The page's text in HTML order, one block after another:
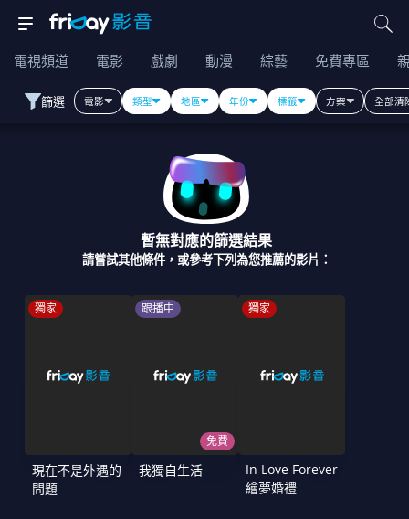
電視頻道 電影 戲劇 動漫 綜藝 免費專區
篩選 電影 類型 地區 年份 標籤 方案 全部清
暫無對應的篩選結果
請嘗試其他條件，或參考下列為您推薦的影片：
獨家
現在不是外遇的
問題
跟播中
免費
我獨自生活
獨家
In Love Forever
繪夢婚禮